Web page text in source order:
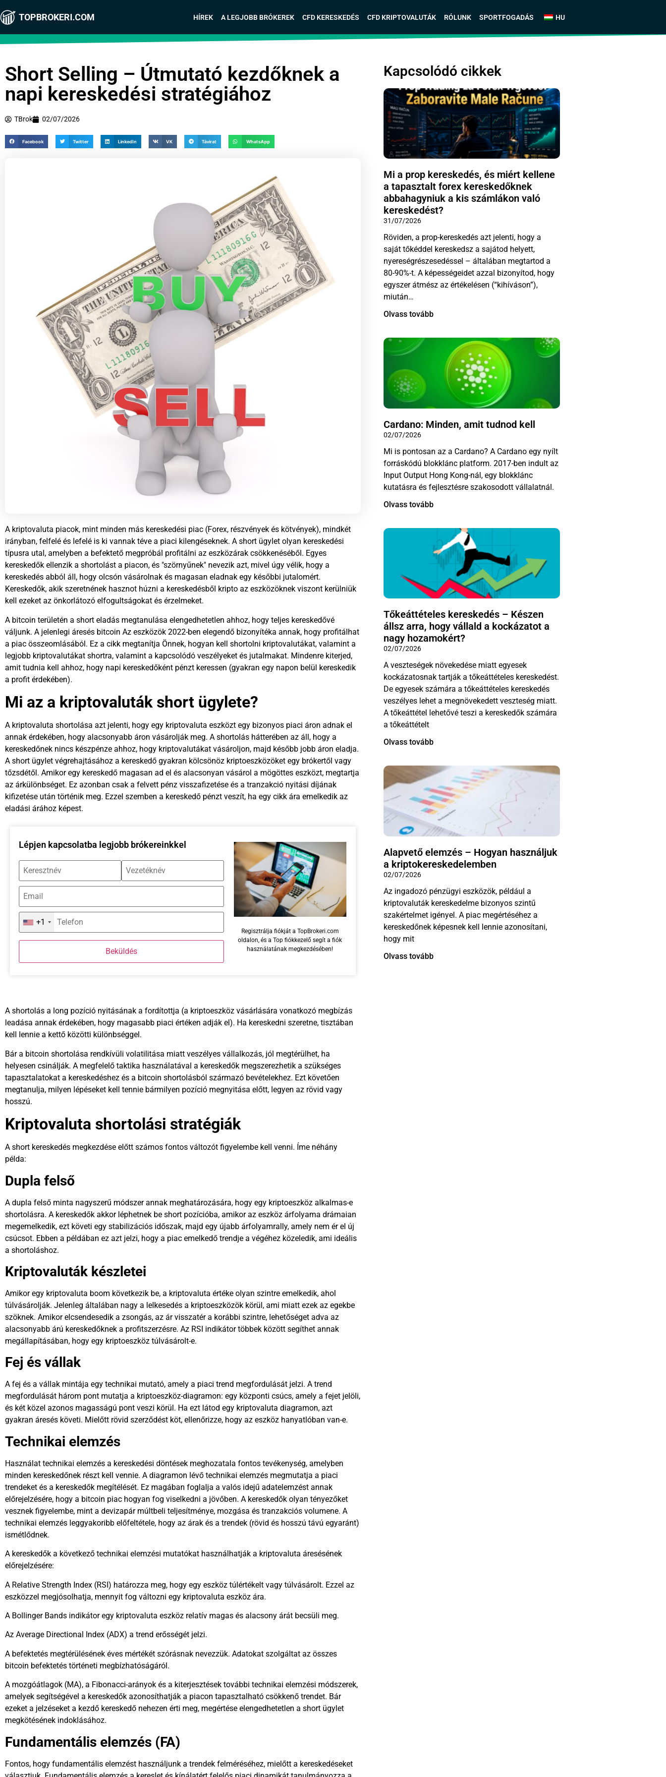
TOPBROKERI.COM HÍREK A LEGJOBB BRÓKEREK CFD KERESKEDÉS CFD KRIPTOVALUTÁK RÓLUNK SPORTFOGADÁS HU
Short Selling – Útmutató kezdőknek a
napi kereskedési stratégiához
TBrok 02/07/2026
Facebook Twitter LinkedIn VK Távirat WhatsApp
A kriptovaluta piacok, mint minden más kereskedési piac (Forex, részvények és kötvények), mindkét
irányban, felfelé és lefelé is ki vannak téve a piaci kilengéseknek. A short ügylet olyan kereskedési
típusra utal, amelyben a befektető megpróbál profitálni az eszközárak csökkenéséből. Egyes
kereskedők ellenzik a shortolást a piacon, és "szörnyűnek" nevezik azt, mivel úgy vélik, hogy a
kereskedés abból áll, hogy olcsón vásárolnak és magasan eladnak egy későbbi jutalomért.
Kereskedők, akik szeretnének hasznot húzni a kereskedésből kripto az eszközöknek viszont kerülniük
kell ezeket az önkorlátozó elfogultságokat és érzelmeket.
A bitcoin területén a short eladás megtanulása elengedhetetlen ahhoz, hogy teljes kereskedővé
váljunk. A jelenlegi áresés bitcoin Az eszközök 2022-ben elegendő bizonyítéka annak, hogy profitálhat
a piac összeomlásából. Ez a cikk megtanítja Önnek, hogyan kell shortolni kriptovalutákat, valamint a
legjobb kriptovalutákat shortra, valamint a kapcsolódó veszélyeket és jutalmakat. Mindenre kiterjed,
amit tudnia kell ahhoz, hogy napi kereskedőként pénzt keressen (gyakran egy napon belül kereskedik
a profit érdekében).
Mi az a kriptovaluták short ügylete?
A kriptovaluta shortolása azt jelenti, hogy egy kriptovaluta eszközt egy bizonyos piaci áron adnak el
annak érdekében, hogy alacsonyabb áron vásárolják meg. A shortolás hátterében az áll, hogy a
kereskedőnek nincs készpénze ahhoz, hogy kriptovalutákat vásároljon, majd később jobb áron eladja.
A short ügylet végrehajtásához a kereskedő gyakran kölcsönöz kriptoeszközöket egy brókertől vagy
tőzsdétől. Amikor egy kereskedő magasan ad el és alacsonyan vásárol a mögöttes eszközt, megtartja
az árkülönbséget. Ez azonban csak a felvett pénz visszafizetése és a tranzakció nyitási díjának
kifizetése után történik meg. Ezzel szemben a kereskedő pénzt veszít, ha egy cikk ára emelkedik az
eladási árához képest.
Lépjen kapcsolatba legjobb brókereinkkel
+1
Beküldés
Regisztrálja fiókját a TopBrokeri.com
oldalon, és a Top fiókkezelő segít a fiók
használatának megkezdésében!
A shortolás a long pozíció nyitásának a fordítottja (a kriptoeszköz vásárlására vonatkozó megbízás
leadása annak érdekében, hogy magasabb piaci értéken adják el). Ha kereskedni szeretne, tisztában
kell lennie a kettő közötti különbséggel.
Bár a bitcoin shortolása rendkívüli volatilitása miatt veszélyes vállalkozás, jól megtérülhet, ha
helyesen csinálják. A megfelelő taktika használatával a kereskedők megszerezhetik a szükséges
tapasztalatokat a kereskedéshez és a bitcoin shortolásból származó bevételekhez. Ezt követően
megtanulja, milyen lépéseket kell tennie bármilyen pozíció megnyitása előtt, legyen az rövid vagy
hosszú.
Kriptovaluta shortolási stratégiák
A short kereskedés megkezdése előtt számos fontos változót figyelembe kell venni. Íme néhány
példa:
Dupla felső
A dupla felső minta nagyszerű módszer annak meghatározására, hogy egy kriptoeszköz alkalmas-e
shortolásra. A kereskedők akkor léphetnek be short pozícióba, amikor az eszköz árfolyama drámaian
megemelkedik, ezt követi egy stabilizációs időszak, majd egy újabb árfolyamrally, amely nem ér el új
csúcsot. Ebben a példában ez azt jelzi, hogy a piac emelkedő trendje a végéhez közeledik, ami ideális
a shortoláshoz.
Kriptovaluták készletei
Amikor egy kriptovaluta boom következik be, a kriptovaluta értéke olyan szintre emelkedik, ahol
túlvásárolják. Jelenleg általában nagy a lelkesedés a kriptoeszközök körül, ami miatt ezek az egekbe
szöknek. Amikor elcsendesedik a zsongás, az ár visszatér a korábbi szintre, lehetőséget adva az
alacsonyabb árú kereskedőknek a profitszerzésre. Az RSI indikátor többek között segíthet annak
megállapításában, hogy egy kriptoeszköz túlvásárolt-e.
Fej és vállak
A fej és a vállak mintája egy technikai mutató, amely a piaci trend megfordulását jelzi. A trend
megfordulását három pont mutatja a kriptoeszköz-diagramon: egy központi csúcs, amely a fejet jelöli,
és két közel azonos magasságú pont veszi körül. Ha ezt látod egy kriptovaluta diagramon, azt
gyakran áresés követi. Mielőtt rövid szerződést köt, ellenőrizze, hogy az eszköz hanyatlóban van-e.
Technikai elemzés
Használat technikai elemzés a kereskedési döntések meghozatala fontos tevékenység, amelyben
minden kereskedőnek részt kell vennie. A diagramon lévő technikai elemzés megmutatja a piaci
trendeket és a kereskedők megítélését. Ez magában foglalja a valós idejű adatelemzést annak
előrejelzésére, hogy a bitcoin piac hogyan fog viselkedni a jövőben. A kereskedők olyan tényezőket
vesznek figyelembe, mint a devizapár múltbeli teljesítménye, mozgása és tranzakciós volumene. A
technikai elemzés leggyakoribb előfeltétele, hogy az árak és a trendek (rövid és hosszú távú egyaránt)
ismétlődnek.
A kereskedők a következő technikai elemzési mutatókat használhatják a kriptovaluta áresésének
előrejelzésére:
A Relative Strength Index (RSI) határozza meg, hogy egy eszköz túlértékelt vagy túlvásárolt. Ezzel az
eszközzel megjósolhatja, mennyit fog változni egy kriptovaluta eszköz ára.
A Bollinger Bands indikátor egy kriptovaluta eszköz relatív magas és alacsony árát becsüli meg.
Az Average Directional Index (ADX) a trend erősségét jelzi.
A befektetés megtérülésének éves mértékét szórásnak nevezzük. Adatokat szolgáltat az összes
bitcoin befektetés történeti megbízhatóságáról.
A mozgóátlagok (MA), a Fibonacci-arányok és a kiterjesztések további technikai elemzési módszerek,
amelyek segítségével a kereskedők azonosíthatják a piacon tapasztalható csökkenő trendet. Bár
ezeket a jelzéseket a kezdő kereskedő nehezen érti meg, megértése elengedhetetlen a short ügylet
megkötésének indoklásához.
Fundamentális elemzés (FA)
Fontos, hogy fundamentális elemzést használjunk a trendek felméréséhez, mielőtt a kereskedéseket
Kapcsolódó cikkek
Mi a prop kereskedés, és miért kellene
a tapasztalt forex kereskedőknek
abbahagyniuk a kis számlákon való
kereskedést?
31/07/2026
Röviden, a prop-kereskedés azt jelenti, hogy a
saját tőkéddel kereskedsz a sajátod helyett,
nyereségrészesedéssel – általában megtartod a
80-90%-t. A képességeidet azzal bizonyítod, hogy
egyszer átmész az értékelésen (“kihíváson”),
miután…
Olvass tovább
Cardano: Minden, amit tudnod kell
02/07/2026
Mi is pontosan az a Cardano? A Cardano egy nyílt
forráskódú blokklánc platform. 2017-ben indult az
Input Output Hong Kong-nál, egy blokklánc
kutatásra és fejlesztésre szakosodott vállalatnál.
Olvass tovább
Tőkeáttételes kereskedés – Készen
állsz arra, hogy vállald a kockázatot a
nagy hozamokért?
02/07/2026
A veszteségek növekedése miatt egyesek
kockázatosnak tartják a tőkeáttételes kereskedést.
De egyesek számára a tőkeáttételes kereskedés
veszélyes lehet a megnövekedett veszteség miatt.
A tőkeáttétel lehetővé teszi a kereskedők számára
a tőkeáttételt
Olvass tovább
Alapvető elemzés – Hogyan használjuk
a kriptokereskedelemben
02/07/2026
Az ingadozó pénzügyi eszközök, például a
kriptovaluták kereskedelme bizonyos szintű
szakértelmet igényel. A piac megértéséhez a
kereskedőnek képesnek kell lennie azonosítani,
hogy mit
Olvass tovább